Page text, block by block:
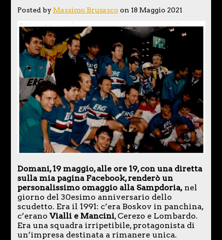
Posted by Massimo Brusasco on 18 Maggio 2021
Domani, 19 maggio, alle ore 19, con una diretta
sulla mia pagina Facebook, renderò un
personalissimo omaggio alla Sampdoria,nel
giorno del 30esimo anniversario dello
scudetto. Era il 1991: c’era Boskov in panchina,
c’erano Vialli e Mancini, Cerezo e Lombardo.
Era una squadra irripetibile, protagonista di
un’impresa destinata a rimanere unica.